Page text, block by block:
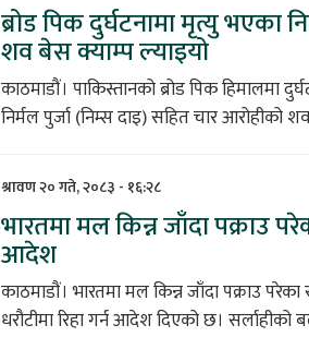
ब्रोड पिक दुर्घटनामा मृत्यु भएका
शव बेस क्याम्प ल्याइयो
काठमाडौं। पाकिस्तानको ब्रोड पिक हिमालमा
निर्मल पुर्जा (निम्स दाइ) सहित चार आरोहीको
श्रावण २० गते, २०८३ - १६:२८
भारतमा मल किन्न जाँदा पक्राउ
आदेश
काठमाडौं। भारतमा मल किन्न जाँदा पक्राउ
धरौटीमा रिहा गर्न आदेश दिएको छ। सर्लाहीको